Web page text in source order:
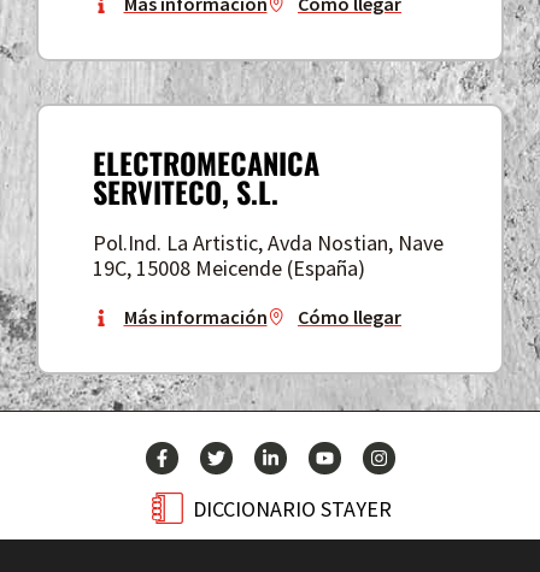
ELECTROMECANICA
SERVITECO, S.L.
Pol.Ind. La Artistic, Avda Nostian, Nave
19C, 15008 Meicende (España)
Más información Cómo llegar
DICCIONARIO STAYER